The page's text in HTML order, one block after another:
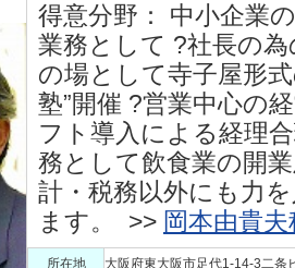
得意分野： 中小企業
業務として ?社長の
の場として寺子屋形
塾”開催 ?営業中心の
フト導入による経理
務として飲食業の開
計・税務以外にも力
ます。 >> 岡本由貴
所在地 大阪府東大阪市足代1-14-3二条